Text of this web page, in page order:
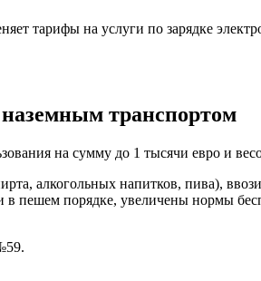
тарифы на услуги по зарядке
транспортом
на сумму до 1 тысячи евро и
алкогольных напитков, пива),
порядке, увеличены нормы